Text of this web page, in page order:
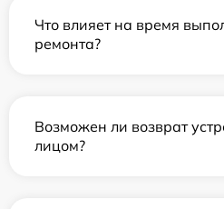
Что влияет на время
ремонта?
Возможен ли возврат
лицом?